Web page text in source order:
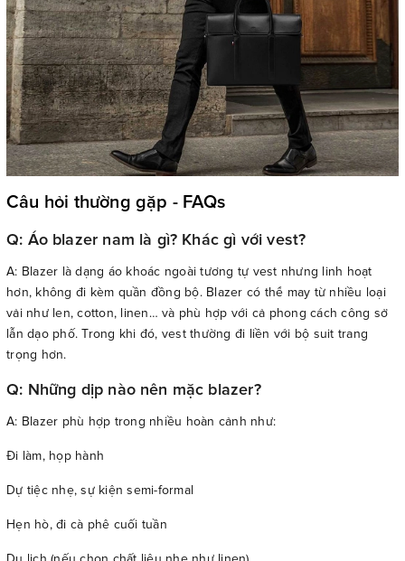
Câu hỏi thường gặp - FAQs
Q: Áo blazer nam là gì? Khác gì với vest?
A: Blazer là dạng áo khoác ngoài tương tự vest nhưng linh hoạt
hơn, không đi kèm quần đồng bộ. Blazer có thể may từ nhiều loại
vải như len, cotton, linen… và phù hợp với cả phong cách công sở
lẫn dạo phố. Trong khi đó, vest thường đi liền với bộ suit trang
trọng hơn.
Q: Những dịp nào nên mặc blazer?
A: Blazer phù hợp trong nhiều hoàn cảnh như:
Đi làm, họp hành
Dự tiệc nhẹ, sự kiện semi-formal
Hẹn hò, đi cà phê cuối tuần